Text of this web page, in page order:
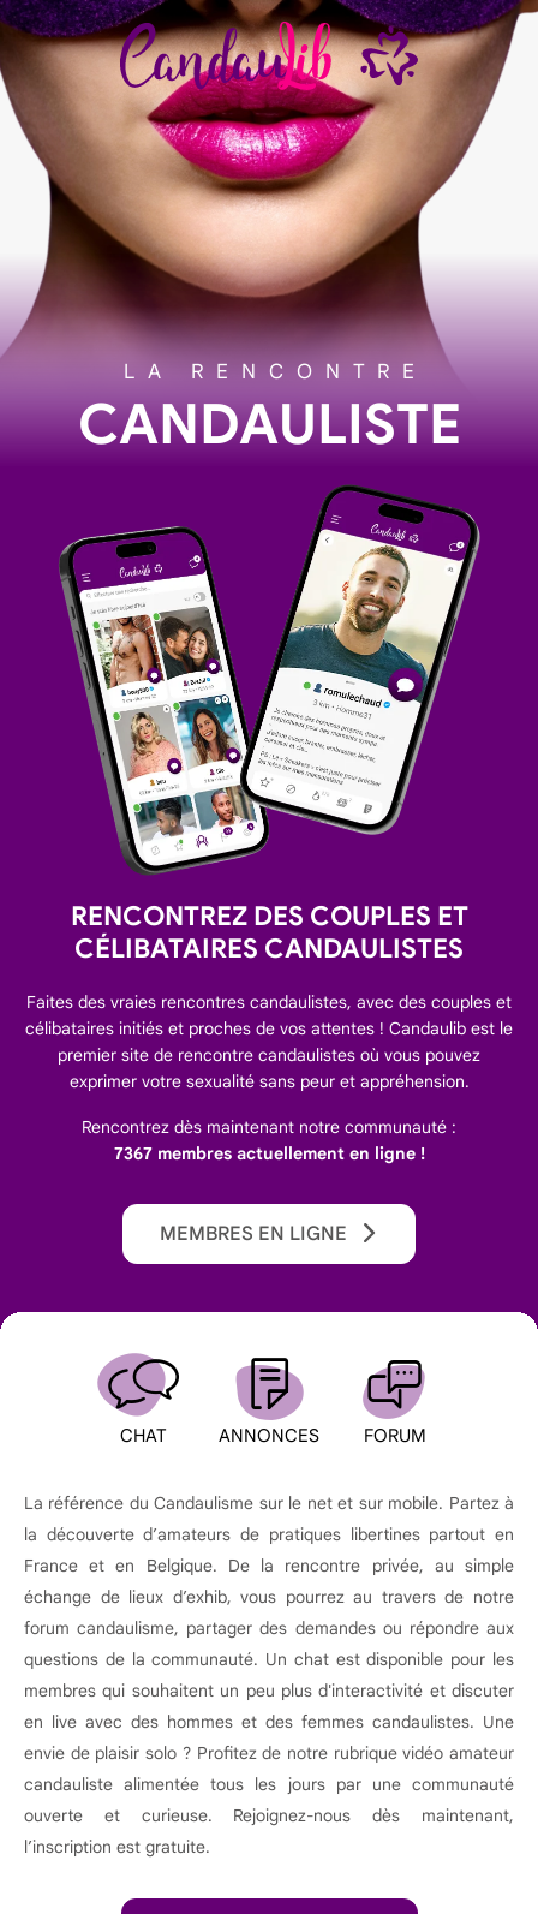
LA RENCONTRE
CANDAULISTE
RENCONTREZ DES COUPLES ET
CÉLIBATAIRES CANDAULISTES
Faites des vraies rencontres candaulistes, avec des couples et
célibataires initiés et proches de vos attentes ! Candaulib est le
premier site de rencontre candaulistes où vous pouvez
exprimer votre sexualité sans peur et appréhension.
Rencontrez dès maintenant notre communauté :
7367 membres actuellement en ligne !
MEMBRES EN LIGNE
CHAT ANNONCES FORUM
La référence du Candaulisme sur le net et sur mobile. Partez à
la découverte d’amateurs de pratiques libertines partout en
France et en Belgique. De la rencontre privée, au simple
échange de lieux d’exhib, vous pourrez au travers de notre
forum candaulisme, partager des demandes ou répondre aux
questions de la communauté. Un chat est disponible pour les
membres qui souhaitent un peu plus d'interactivité et discuter
en live avec des hommes et des femmes candaulistes. Une
envie de plaisir solo ? Profitez de notre rubrique vidéo amateur
candauliste alimentée tous les jours par une communauté
ouverte et curieuse. Rejoignez-nous dès maintenant,
l’inscription est gratuite.